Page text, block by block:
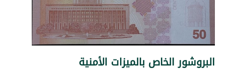
الخاص بالميزات الأمنية